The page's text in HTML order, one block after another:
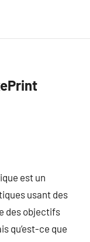
est un
usant des
des objectifs
qu’est-ce que